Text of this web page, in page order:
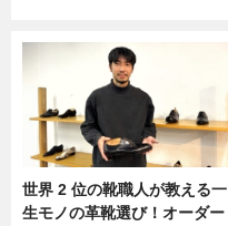
世界 2 位の靴職人が教える一
生モノの革靴選び！オーダー